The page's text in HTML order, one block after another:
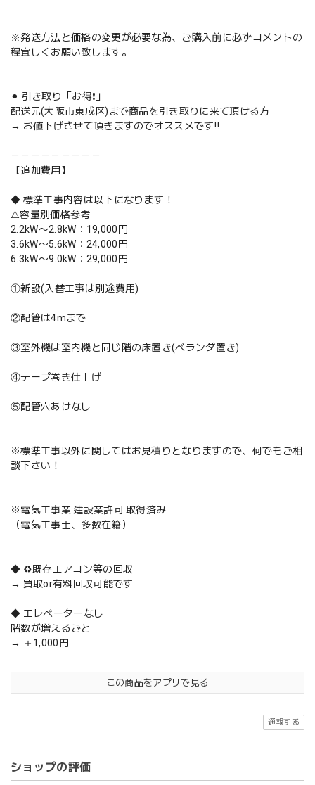
※発送方法と価格の変更が必要な為、ご購入前に必ずコメントの
程宜しくお願い致します。
⚫︎ 引き取り「お得❗️」
配送元(大阪市東成区)まで商品を引き取りに来て頂ける方
→ お値下げさせて頂きますのでオススメです‼️
－－－－－－－－－
【追加費用】
◆ 標準工事内容は以下になります！
⚠️容量別価格参考
2.2kW〜2.8kW：19,000円
3.6kW〜5.6kW：24,000円
6.3kW〜9.0kW：29,000円
①新設(入替工事は別途費用)
②配管は4mまで
③室外機は室内機と同じ階の床置き(ベランダ置き)
④テープ巻き仕上げ
⑤配管穴あけなし
※標準工事以外に関してはお見積りとなりますので、何でもご相
談下さい！
※電気工事業 建設業許可 取得済み
（電気工事士、多数在籍）
◆ ♻️既存エアコン等の回収
→ 買取or有料回収可能です
◆ エレベーターなし
階数が増えるごと
→ ＋1,000円
この商品をアプリで見る
通報する
ショップの評価